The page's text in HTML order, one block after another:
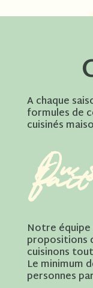
A chaque
formules de
cuisinés
Du
Notre
propositions
cuisinons
Le minimum
personnes